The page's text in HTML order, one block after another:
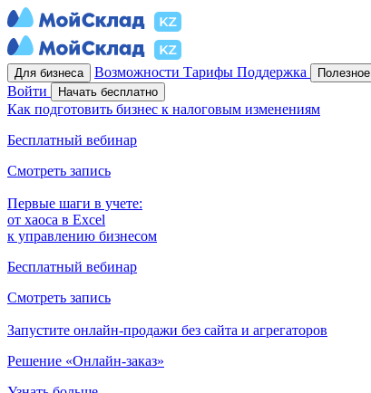
Для бизнеса Возможности Тарифы Поддержка Полезное
Войти Начать бесплатно
Как подготовить бизнес к налоговым изменениям
Бесплатный вебинар
Смотреть запись
Первые шаги в учете:
от хаоса в Excel
к управлению бизнесом
Бесплатный вебинар
Смотреть запись
Запустите онлайн-продажи без сайта и агрегаторов
Решение «Онлайн-заказ»